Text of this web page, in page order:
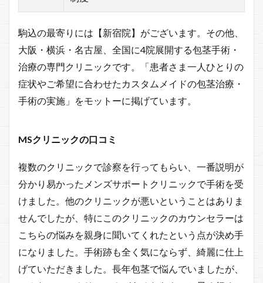
駒込の最寄りには【新宿院】がございます。その他、
大阪・横浜・名古屋、全国に4院展開する包茎手術・
治療の専門クリニックです。「患者さま一人ひとりの
症状やご希望に合わせたカスタムメイドの包茎治療・
手術の実施」をモットーに掲げています。
MSクリニックの口コミ
複数のクリニックで診察を行ってもらい、一番説明が
分かり易かったメンズサポートクリニックで手術を受
けました。他のクリニックが悪いということはありま
せんでしたが、特にこのクリニックのカウンセラーは
こちらの悩みを親身に聞いてくれたという点が決め手
になりました。手術跡も全く気にならず、綺麗に仕上
げていただきました。長年包茎で悩んでいましたが、